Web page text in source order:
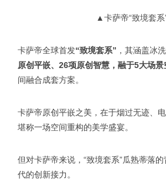
▲卡萨帝“致境套系
卡萨帝全球首发“致境套系” ，其涵盖冰
原创平嵌、26项原创智慧，融于5大场景
间融合成套方案。
卡萨帝原创平嵌之美，在于烟过无迹、
堪称一场空间重构的美学盛宴。
但对卡萨帝来说，“致境套系”瓜熟蒂落
代的创新接力。